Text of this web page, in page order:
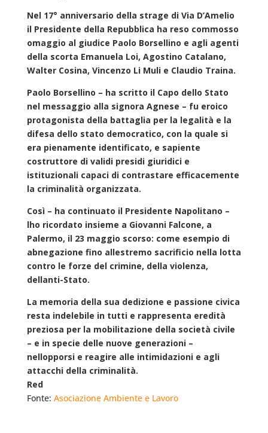
Nel 17° anniversario della strage di Via D’Amelio
il Presidente della Repubblica ha reso commosso
omaggio al giudice Paolo Borsellino e agli agenti
della scorta Emanuela Loi, Agostino Catalano,
Walter Cosina, Vincenzo Li Muli e Claudio Traina.
Paolo Borsellino – ha scritto il Capo dello Stato
nel messaggio alla signora Agnese – fu eroico
protagonista della battaglia per la legalità e la
difesa dello stato democratico, con la quale si
era pienamente identificato, e sapiente
costruttore di validi presidi giuridici e
istituzionali capaci di contrastare efficacemente
la criminalità organizzata.
Così – ha continuato il Presidente Napolitano –
lho ricordato insieme a Giovanni Falcone, a
Palermo, il 23 maggio scorso: come esempio di
abnegazione fino allestremo sacrificio nella lotta
contro le forze del crimine, della violenza,
dellanti-Stato.
La memoria della sua dedizione e passione civica
resta indelebile in tutti e rappresenta eredità
preziosa per la mobilitazione della società civile
– e in specie delle nuove generazioni –
nellopporsi e reagire alle intimidazioni e agli
attacchi della criminalità.
Red
Fonte: Asociazione Ambiente e Lavoro